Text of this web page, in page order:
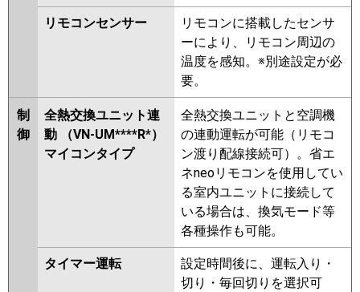
リモコンセンサー
リモコンに搭載したセンサ
ーにより、リモコン周辺の
温度を感知。※別途設定が必
要。
制
御
全熱交換ユニット連
動 （VN-UM****R*）
マイコンタイプ
全熱交換ユニットと空調機
の連動運転が可能（リモコ
ン渡り配線接続可）。省エ
ネneoリモコンを使用してい
る室内ユニットに接続して
いる場合は、換気モード等
各種操作も可能。
タイマー運転
設定時間後に、運転入り・
切り・毎回切りを選択可